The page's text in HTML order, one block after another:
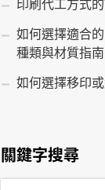
印刷代工方式
如何選擇適合
種類與材質指南
如何選擇移印
關鍵字搜尋